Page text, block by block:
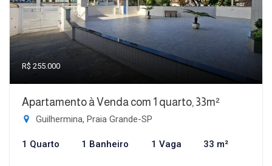
R$ 255.000
Apartamento à Venda com 1 quarto, 33m²
Guilhermina, Praia Grande-SP
1 Quarto 1 Banheiro 1 Vaga 33 m²